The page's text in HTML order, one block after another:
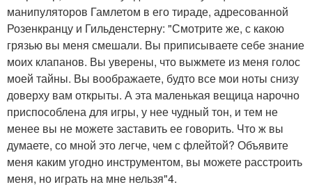
манипуляторов Гамлетом в его тираде, адресованной
Розенкранцу и Гильденстерну: "Смотрите же, с какою
грязью вы меня смешали. Вы приписываете себе знание
моих клапанов. Вы уверены, что выжмете из меня голос
моей тайны. Вы воображаете, будто все мои ноты снизу
доверху вам открыты. А эта маленькая вещица нарочно
приспособлена для игры, у нее чудный тон, и тем не
менее вы не можете заставить ее говорить. Что ж вы
думаете, со мной это легче, чем с флейтой? Объявите
меня каким угодно инструментом, вы можете расстроить
меня, но играть на мне нельзя"4.